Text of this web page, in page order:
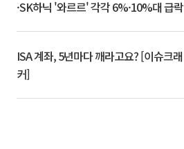
·SK하닉 '와르르' 각각 6%·10%대 급락
ISA 계좌, 5년마다 깨라고요? [이슈크래
커]